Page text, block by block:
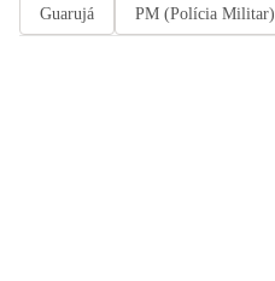
Guarujá PM (Polícia Militar)